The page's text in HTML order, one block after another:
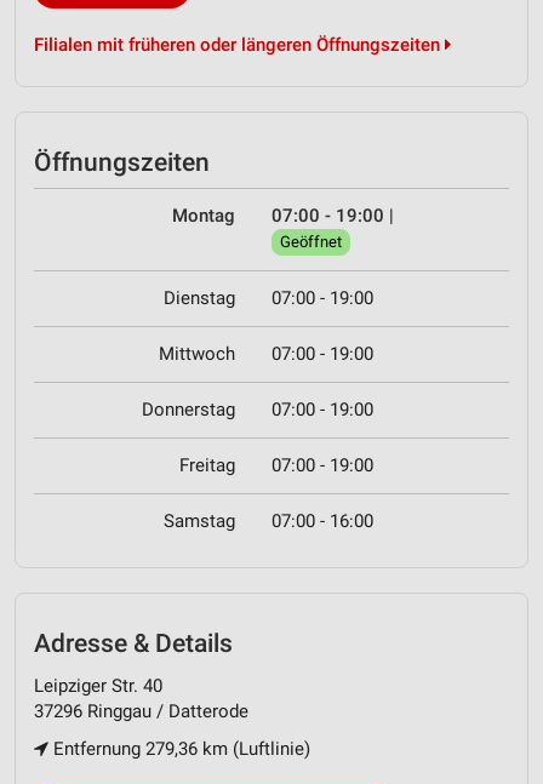
Filialen mit früheren oder längeren Öffnungszeiten
Öffnungszeiten
Montag 07:00 - 19:00 |
Geöffnet
Dienstag 07:00 - 19:00
Mittwoch 07:00 - 19:00
Donnerstag 07:00 - 19:00
Freitag 07:00 - 19:00
Samstag 07:00 - 16:00
Adresse & Details
Leipziger Str. 40
37296 Ringgau / Datterode
Entfernung 279,36 km (Luftlinie)